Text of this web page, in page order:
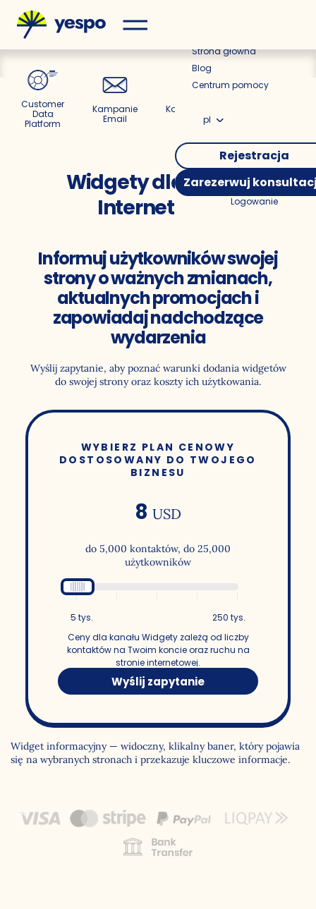
Strona główna
Blog
Centrum pomocy
pl
Rejestracja
Zarezerwuj
Logowanie
Customer
Data
Platform
Kampanie
Email
Kampanie
Widgety dla Strony
Internetowej
Informuj użytkowników swojej
strony o ważnych zmianach,
aktualnych promocjach i
zapowiadaj nadchodzące
wydarzenia
Wyślij zapytanie, aby poznać warunki dodania widgetów
do swojej strony oraz koszty ich użytkowania.
WYBIERZ PLAN CENOWY
DOSTOSOWANY DO TWOJEGO
BIZNESU
8 USD
do 5,000 kontaktów, do 25,000
użytkowników
5 tys.
250 tys.
Ceny dla kanału Widgety zależą od liczby
kontaktów na Twoim koncie oraz ruchu na
stronie internetowej.
Wyślij zapytanie
Widget informacyjny — widoczny, klikalny baner, który pojawia
się na wybranych stronach i przekazuje kluczowe informacje.